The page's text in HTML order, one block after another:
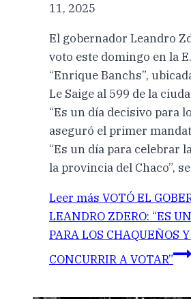
11, 2025
El gobernador Leandro
voto este domingo en la
“Enrique Banchs”,
Le Saige al 599 de la
“Es un día decisivo para
aseguró el primer
“Es un día para celebrar
la provincia del Chaco”,
Leer más VOTÓ EL
LEANDRO ZDERO: “ES
PARA LOS CHAQUEÑOS
CONCURRIR A VOTAR”